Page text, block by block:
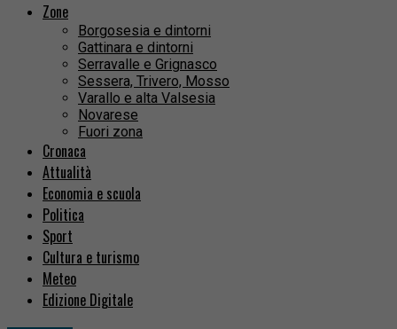
Zone
Borgosesia e dintorni
Gattinara e dintorni
Serravalle e Grignasco
Sessera, Trivero, Mosso
Varallo e alta Valsesia
Novarese
Fuori zona
Cronaca
Attualità
Economia e scuola
Politica
Sport
Cultura e turismo
Meteo
Edizione Digitale